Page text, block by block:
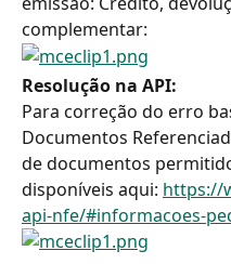
complementar:
Resolução na API:
Para correção do erro
Documentos
de documentos
disponíveis aqui: https://
api-nfe/#informacoes-